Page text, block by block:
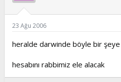
23 Ağu 2006
heralde darwinde böyle bir şeye
hesabını rabbimiz ele alacak